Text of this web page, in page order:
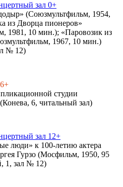
зал 0+
(Союзмультфильм, 1954,
из Дворца пионеров»
1981, 10 мин.); «Паровозик из
1967, 10 мин.)
№ 12)
студии
6, читальный зал)
зал 12+
люди» к 100-летию актера
Гурзо (Мосфильм, 1950, 95
1, зал № 12)